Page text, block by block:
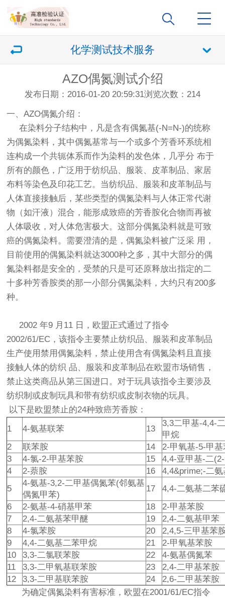
化学测试技术服务
AZO偶氮测试介绍
发布日期：2016-01-20 20:59:31浏览次数： 214
一、AZO偶氮介绍：
在染料分子结构中，凡是含有偶氮基(-N=N-)的统称
为偶氮染料，其中偶氮基常与一个或多个芳香环系统相
连构成一个共轭体系而作为染料的发色体，几乎分 布于
所有的颜色，广泛用于纺织品、服装、皮革制品、家居
布料等染色及印花工艺。当纺织品、服装和皮革制品与
人体直接接触后，某些类型的偶氮染料与人体正常代谢
物（如汗液）混合，能形成致癌的芳香胺化合物而再被
人体吸收，对人体危害极大。这部分偶氮染料就是可致
癌的偶氮染料。需要澄清的是，偶氮染料被广泛采 用，
目前使用的偶氮染料就达3000种之多，其中大部分的偶
氮染料都是安全的，受禁的只是可还原释放出指定的二
十多种芳香胺类的那一小部分偶氮染料，大约只有200多
种。
2002 年9 月11 日，欧盟正式通过了指令
2002/61/EC，该指令主要禁止纺织品、服装和皮革制品
生产使用禁用偶氮染料，禁止使用含有偶氮染料且直接
接触人体的纺织 品、服装和皮革制品在欧盟市场销售，
禁止这类商品从第三国进口。对于玩具该指令主要涉及
纺织制或皮制玩具和带有纺织或皮制衣物的玩具。
以下是欧盟禁止的24种致癌芳香胺：
1
4-氨基联苯 13
3,3二甲基-4,4-
甲烷
2
联苯胺 14
2-甲氧基-5-甲
3
4-氯-2-甲基苯胺 15
4,4-亚甲基-二
4
2-萘胺 16
4,4&prime;-二
5
4-氨基-3,2-二甲基偶氮苯(邻氨基
偶氮甲苯)
17
4,4-二氨基二苯
6
2-氨基-4-硝基甲苯 18
2-甲基苯胺
7
2,4-二氨基苯甲醚 19
2,4-二氨基甲苯
8
4-氯苯胺 20
2,4,5-三甲基苯
9
4,4-二氨基二苯甲烷 21
2-甲氧基苯胺
10
3,3-二氯联苯胺 22
4-氨基偶氮苯
11
3,3-二甲氧基联苯胺 23
2,4-二甲基苯胺
12
3,3-二甲基联苯胺 24
2,6-二甲基苯胺
为确定偶氮染料有害标准，欧盟在2001/61/EC指令